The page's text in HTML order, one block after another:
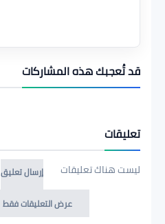
قد تُعجبك هذه المشاركات
تعليقات
ليست هناك تعليقات
إرسال تعليق
عرض التعليقات فقط